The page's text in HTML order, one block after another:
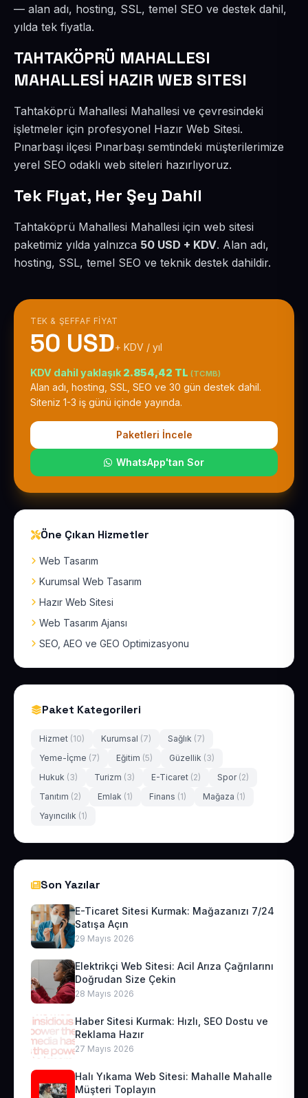
— alan adı, hosting, SSL, temel SEO ve destek dahil,
yılda tek fiyatla.
TAHTAKÖPRÜ MAHALLESI
MAHALLESİ HAZIR WEB SITESI
Tahtaköprü Mahallesi Mahallesi ve çevresindeki
işletmeler için profesyonel Hazır Web Sitesi.
Pınarbaşı ilçesi Pınarbaşı semtindeki müşterilerimize
yerel SEO odaklı web siteleri hazırlıyoruz.
Tek Fiyat, Her Şey Dahil
Tahtaköprü Mahallesi Mahallesi için web sitesi
paketimiz yılda yalnızca 50 USD + KDV. Alan adı,
hosting, SSL, temel SEO ve teknik destek dahildir.
TEK & ŞEFFAF FIYAT
50 USD+ KDV / yıl
KDV dahil yaklaşık 2.854,42 TL (TCMB)
Alan adı, hosting, SSL, SEO ve 30 gün destek dahil.
Siteniz 1-3 iş günü içinde yayında.
Paketleri İncele
WhatsApp'tan Sor
Öne Çıkan Hizmetler
Web Tasarım
Kurumsal Web Tasarım
Hazır Web Sitesi
Web Tasarım Ajansı
SEO, AEO ve GEO Optimizasyonu
Paket Kategorileri
Hizmet (10) Kurumsal (7) Sağlık (7)
Yeme-İçme (7) Eğitim (5) Güzellik (3)
Hukuk (3) Turizm (3) E-Ticaret (2) Spor (2)
Tanıtım (2) Emlak (1) Finans (1) Mağaza (1)
Yayıncılık (1)
Son Yazılar
E-Ticaret Sitesi Kurmak: Mağazanızı 7/24
Satışa Açın
29 Mayıs 2026
Elektrikçi Web Sitesi: Acil Arıza Çağrılarını
Doğrudan Size Çekin
28 Mayıs 2026
Haber Sitesi Kurmak: Hızlı, SEO Dostu ve
Reklama Hazır
27 Mayıs 2026
Halı Yıkama Web Sitesi: Mahalle Mahalle
Müşteri Toplayın